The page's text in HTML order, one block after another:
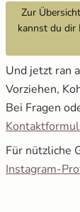
Zur
kannst du dir
Und jetzt ran
Vorziehen,
Bei Fragen
Für nützliche
Instagram-